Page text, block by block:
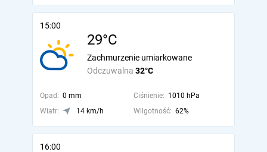
15:00
29°C
Odczuwalna 32°C
Zachmurzenie umiarkowane
Opad: 0 mm Ciśnienie: 1010 hPa
Wiatr:
14 km/h Wilgotność: 62%
16:00